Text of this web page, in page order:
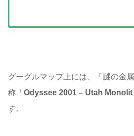
グーグルマップ上には、「謎の金
称「 Odyssee 2001 – Utah Monolit
す。